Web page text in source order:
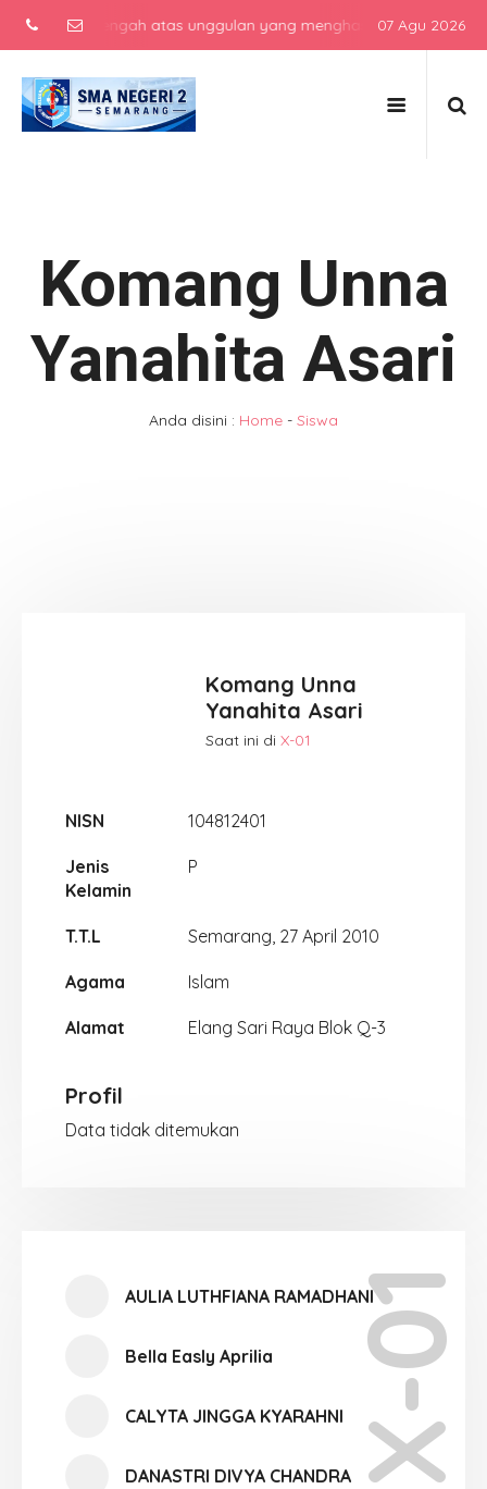
menengah atas unggulan yang menghasilkan lulusan
07 Agu 2026
Komang Unna
Yanahita Asari
Anda disini : Home - Siswa
Komang Unna
Yanahita Asari
Saat ini di X-01
NISN 104812401
Jenis
Kelamin
P
T.T.L Semarang, 27 April 2010
Agama Islam
Alamat Elang Sari Raya Blok Q-3
Profil
Data tidak ditemukan
X-01
AULIA LUTHFIANA RAMADHANI
Bella Easly Aprilia
CALYTA JINGGA KYARAHNI
DANASTRI DIVYA CHANDRA